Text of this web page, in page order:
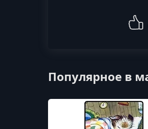
Популярное в